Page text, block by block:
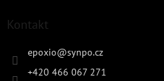
Kontakt
epoxio@synpo.cz
+420 466 067 271